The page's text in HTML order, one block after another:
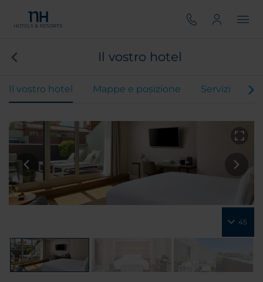
Il vostro hotel
Il vostro hotel Mappe e posizione Servizi
45